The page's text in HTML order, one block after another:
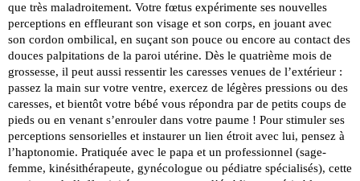
que très maladroitement. Votre fœtus expérimente ses nouvelles
perceptions en effleurant son visage et son corps, en jouant avec
son cordon ombilical, en suçant son pouce ou encore au contact des
douces palpitations de la paroi utérine. Dès le quatrième mois de
grossesse, il peut aussi ressentir les caresses venues de l’extérieur :
passez la main sur votre ventre, exercez de légères pressions ou des
caresses, et bientôt votre bébé vous répondra par de petits coups de
pieds ou en venant s’enrouler dans votre paume ! Pour stimuler ses
perceptions sensorielles et instaurer un lien étroit avec lui, pensez à
l’haptonomie. Pratiquée avec le papa et un professionnel (sage-
femme, kinésithérapeute, gynécologue ou pédiatre spécialisés), cette